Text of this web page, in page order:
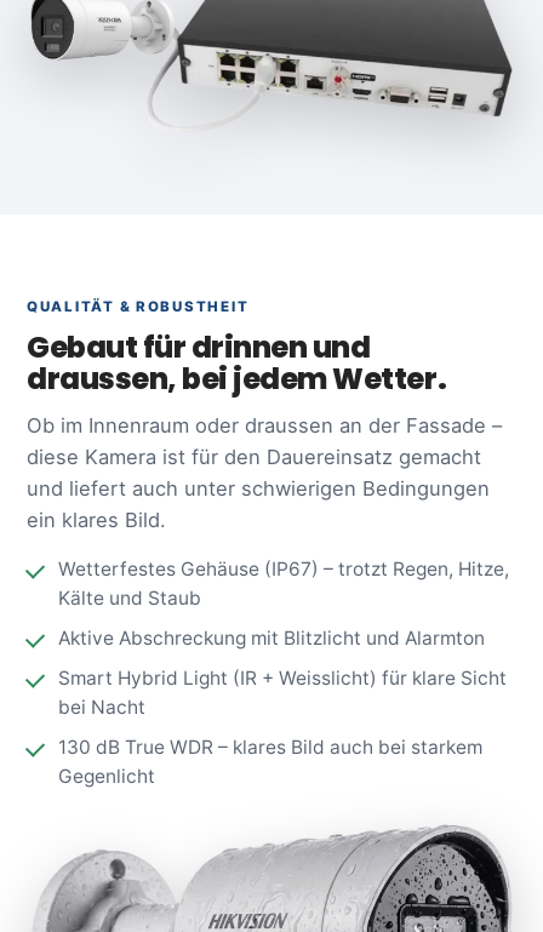
QUALITÄT & ROBUSTHEIT
Gebaut für drinnen und
draussen, bei jedem Wetter.
Ob im Innenraum oder draussen an der Fassade –
diese Kamera ist für den Dauereinsatz gemacht
und liefert auch unter schwierigen Bedingungen
ein klares Bild.
Wetterfestes Gehäuse (IP67) – trotzt Regen, Hitze,
Kälte und Staub
Aktive Abschreckung mit Blitzlicht und Alarmton
Smart Hybrid Light (IR + Weisslicht) für klare Sicht
bei Nacht
130 dB True WDR – klares Bild auch bei starkem
Gegenlicht